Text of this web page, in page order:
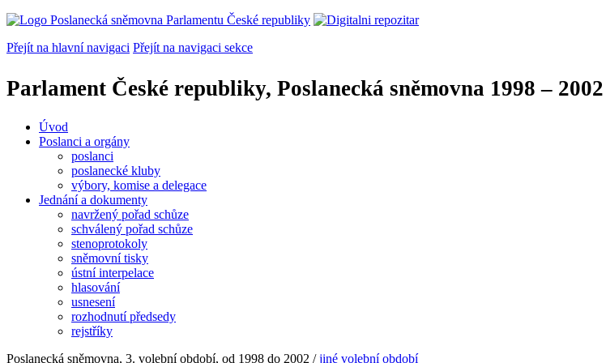
Přejít na hlavní navigaci Přejít na navigaci sekce
Parlament České republiky, Poslanecká sněmovna 1998 – 2002
Úvod
Poslanci a orgány
poslanci
poslanecké kluby
výbory, komise a delegace
Jednání a dokumenty
navržený pořad schůze
schválený pořad schůze
stenoprotokoly
sněmovní tisky
ústní interpelace
hlasování
usnesení
rozhodnutí předsedy
rejstříky
Poslanecká sněmovna, 3. volební období, od 1998 do 2002 /jiné volební období